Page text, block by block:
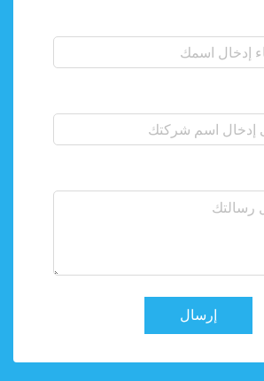
إرسال